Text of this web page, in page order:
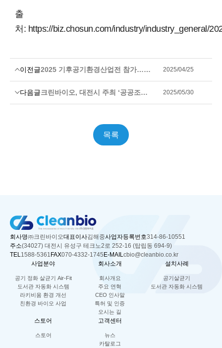
출
처: https://biz.chosun.com/industry/industry_general/
이전글 2025 기후공기환경산업전 참가…에어핏으로 글로벌 시장공략 2025/04/25
다음글 크린바이오, 대전시 주최 ‘공공조달 파트너십 데이’ 참여 2025/05/30
목록
회사명㈜크린바이오대표이사김해중사업자등록번호314-86-10551
주소(34027) 대전시 유성구 테크노2로 252-16 (탑립동 694-9)
TEL 1588-5361 FAX070-4332-1745E-MAIL cbio@cleanbio.co.kr
사업분야
공기 정화 살균기 Air-Fit
도서관 자동화 시스템
라키비움 환경 개선
친환경 바이오 사업
회사소개
회사개요
주요 연혁
CEO 인사말
특허 및 인증
오시는 길
설치사례
공기살균기
도서관 자동화 시스템
스토어
스토어
고객센터
뉴스
카탈로그